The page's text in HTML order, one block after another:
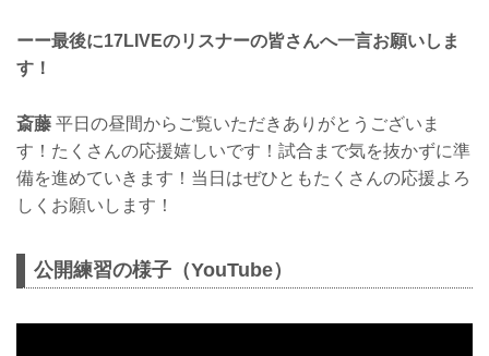
ーー最後に17LIVEのリスナーの皆さんへ一言お願いしま
す！
斎藤 平日の昼間からご覧いただきありがとうございま
す！たくさんの応援嬉しいです！試合まで気を抜かずに準
備を進めていきます！当日はぜひともたくさんの応援よろ
しくお願いします！
公開練習の様子（YouTube）